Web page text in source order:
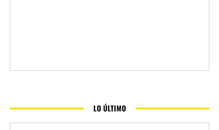
LO ÚLTIMO